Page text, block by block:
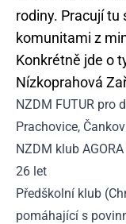
rodiny. Pracují tu
komunitami z
Konkrétně jde o
Nízkoprahová
NZDM FUTUR pro
Prachovice,
NZDM klub
26 let
Předškolní klub
pomáhající s